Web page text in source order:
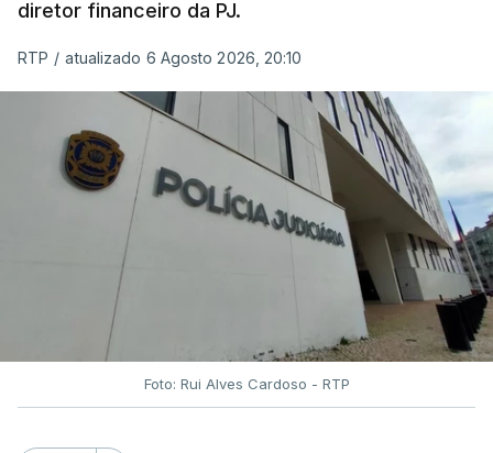
diretor financeiro da PJ.
RTP / atualizado 6 Agosto 2026, 20:10
Foto: Rui Alves Cardoso - RTP